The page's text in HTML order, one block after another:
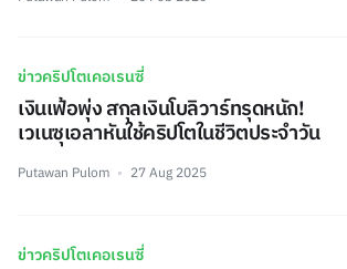
ข่าวคริปโตเคอเรนซี่
เงินเฟ้อพุ่ง สกุลเงินโบลิวาร์ทรุดหนัก!
เวเนซุเอลาหันใช้คริปโตในชีวิตประจำวัน
Putawan Pulom 27 Aug 2025
ข่าวคริปโตเคอเรนซี่